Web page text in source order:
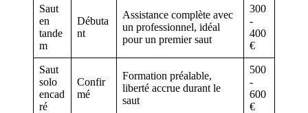
Saut
en
tande
m
Débuta
nt
Assistance complète avec
un professionnel, idéal
pour un premier saut
300
-
400
€
Saut
solo
encad
ré
Confir
mé
Formation préalable,
liberté accrue durant le
saut
500
-
600
€